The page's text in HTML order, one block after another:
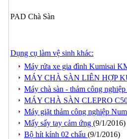
PAD Chà Sàn
Dụng cụ làm vệ sinh khác:
Máy rửa xe gia đình Kumisai
MÁY CHÀ SÀN LIÊN HỢP
Máy chà sàn - thảm công
MÁY CHÀ SÀN CLEPRO
Máy giặt thảm công nghiệp
Mấy sấy tay cảm ứng (9/1/2016)
Bộ hít kính 02 chấu (9/1/2016)